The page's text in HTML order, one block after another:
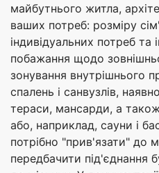
майбутнього житла,
ваших потреб: розміру
індивідуальних потреб та
побажання щодо
зонування внутрішнього
спалень і санвузлів,
тераси, мансарди, а
або, наприклад, сауни і
потрібно "прив'язати" до
передбачити під'єднання